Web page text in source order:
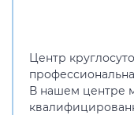
Центр
В нашем центре